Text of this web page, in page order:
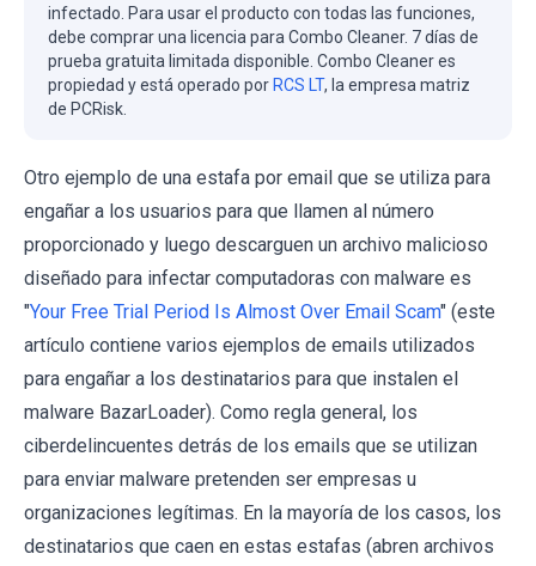
infectado. Para usar el producto con todas las funciones,
debe comprar una licencia para Combo Cleaner. 7 días de
prueba gratuita limitada disponible. Combo Cleaner es
propiedad y está operado por RCS LT, la empresa matriz
de PCRisk.
Otro ejemplo de una estafa por email que se utiliza para
engañar a los usuarios para que llamen al número
proporcionado y luego descarguen un archivo malicioso
diseñado para infectar computadoras con malware es
"Your Free Trial Period Is Almost Over Email Scam" (este
artículo contiene varios ejemplos de emails utilizados
para engañar a los destinatarios para que instalen el
malware BazarLoader). Como regla general, los
ciberdelincuentes detrás de los emails que se utilizan
para enviar malware pretenden ser empresas u
organizaciones legítimas. En la mayoría de los casos, los
destinatarios que caen en estas estafas (abren archivos